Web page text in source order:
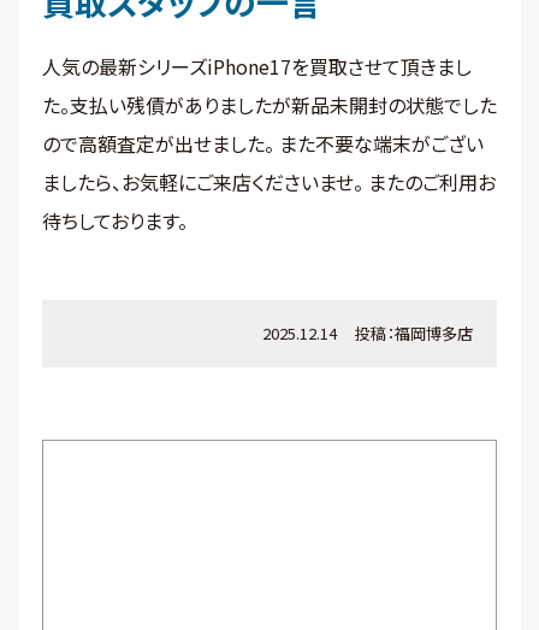
人気の最新シリーズiPhone17を買取させて頂きまし
た。支払い残債がありましたが新品未開封の状態でした
ので高額査定が出せました。 また不要な端末がござい
ましたら、お気軽にご来店くださいませ。 またのご利用お
待ちしております。
2025.12.14 投稿：福岡博多店